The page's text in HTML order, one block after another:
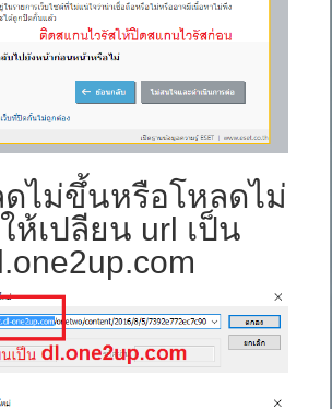
ไม่ขึ้นหรือโหลดไม่
ห้เปลียน url เป็น